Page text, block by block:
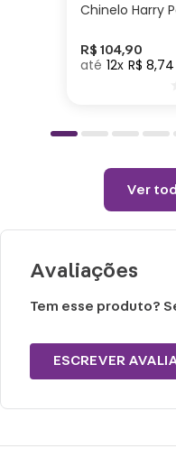
Tamanho G:
Adulto ou Criança
Tamanho P:
Tamanho G: Calça
Cuidados e
Não usar alvejante.
Secar na
Não passar e
Chinelo Harry
R$ 104,90
12 R$ 8,74
Ver
Avaliações
Tem esse produto?
ESCREVER